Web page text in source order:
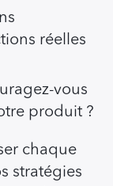
réelles
vous
produit ?
chaque
stratégies